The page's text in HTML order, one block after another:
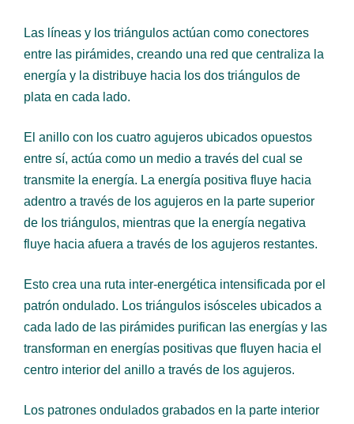
Las líneas y los triángulos actúan como conectores
entre las pirámides, creando una red que centraliza la
energía y la distribuye hacia los dos triángulos de
plata en cada lado.
El anillo con los cuatro agujeros ubicados opuestos
entre sí, actúa como un medio a través del cual se
transmite la energía. La energía positiva fluye hacia
adentro a través de los agujeros en la parte superior
de los triángulos, mientras que la energía negativa
fluye hacia afuera a través de los agujeros restantes.
Esto crea una ruta inter-energética intensificada por el
patrón ondulado. Los triángulos isósceles ubicados a
cada lado de las pirámides purifican las energías y las
transforman en energías positivas que fluyen hacia el
centro interior del anillo a través de los agujeros.
Los patrones ondulados grabados en la parte interior